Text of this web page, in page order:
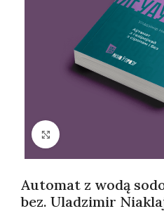
Automat z wodą
bez. Uladzimir